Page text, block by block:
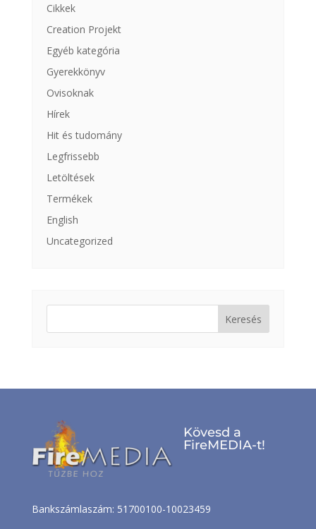
Cikkek
Creation Projekt
Egyéb kategória
Gyerekkönyv
Ovisoknak
Hírek
Hit és tudomány
Legfrissebb
Letöltések
Termékek
English
Uncategorized
Keresés:
Bankszámlaszám: 51700100-10023459
Kövesd a
FireMEDIA-t!